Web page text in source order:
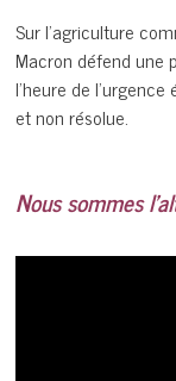
Sur l’agriculture
Macron défend une
l’heure de
et non résolue.
Nous sommes